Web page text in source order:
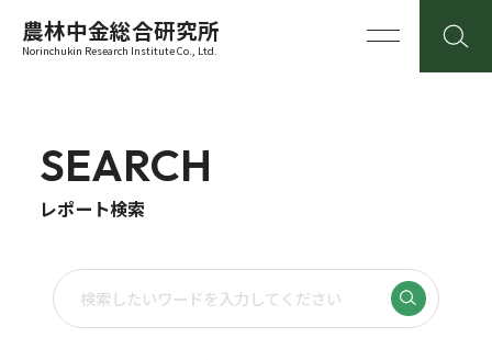
農林中金総合研究所
Norinchukin Research Institute Co., Ltd.
SEARCH
レポート検索